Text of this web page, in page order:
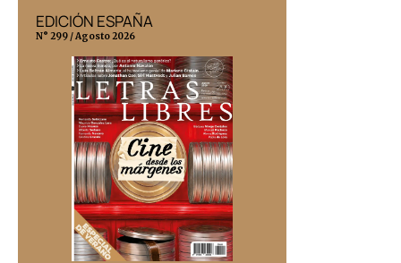
EDICIÓN ESPAÑA
N° 299 / Agosto 2026